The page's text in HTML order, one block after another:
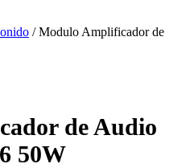
/ Modulo Amplificador de
de Audio
50W